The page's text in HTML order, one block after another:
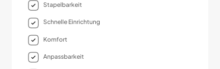
Stapelbarkeit
Schnelle Einrichtung
Komfort
Anpassbarkeit